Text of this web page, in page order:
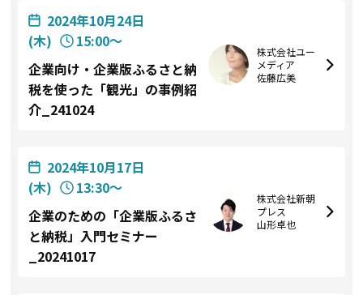
2024年10月24日
(木)
15:00〜
企業向け・企業版ふるさと納
税を使った「観光」の事例紹
介_241024
株式会社ユー
メディア
佐藤広美
2024年10月17日
(木)
13:30〜
企業のための「企業版ふるさ
と納税」入門セミナー
_20241017
株式会社新朝
プレス
山形卓也